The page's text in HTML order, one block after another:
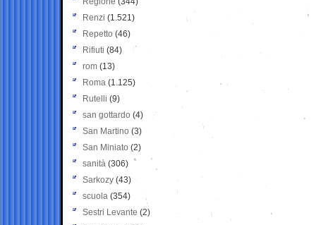
Renzi (1.521)
Repetto (46)
Rifiuti (84)
rom (13)
Roma (1.125)
Rutelli (9)
san gottardo (4)
San Martino (3)
San Miniato (2)
sanità (306)
Sarkozy (43)
scuola (354)
Sestri Levante (2)